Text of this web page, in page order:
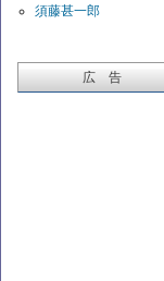
須藤甚一郎
広 告